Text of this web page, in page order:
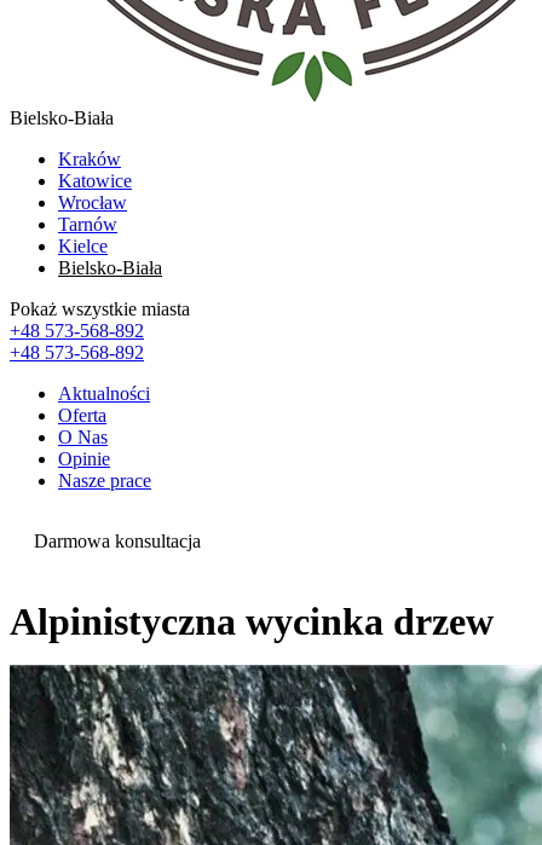
Bielsko-Biała
Kraków
Katowice
Wrocław
Tarnów
Kielce
Bielsko-Biała
Pokaż wszystkie miasta
+48 573-568-892
+48 573-568-892
Aktualności
Oferta
O Nas
Opinie
Nasze prace
Darmowa konsultacja
Alpinistyczna wycinka drzew